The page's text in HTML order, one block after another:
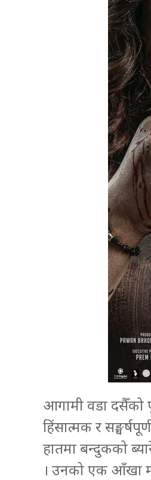
आगामी वडा दसैँको
हिंसात्मक र
हातमा बन्दुकको
। उनको एक आँखा